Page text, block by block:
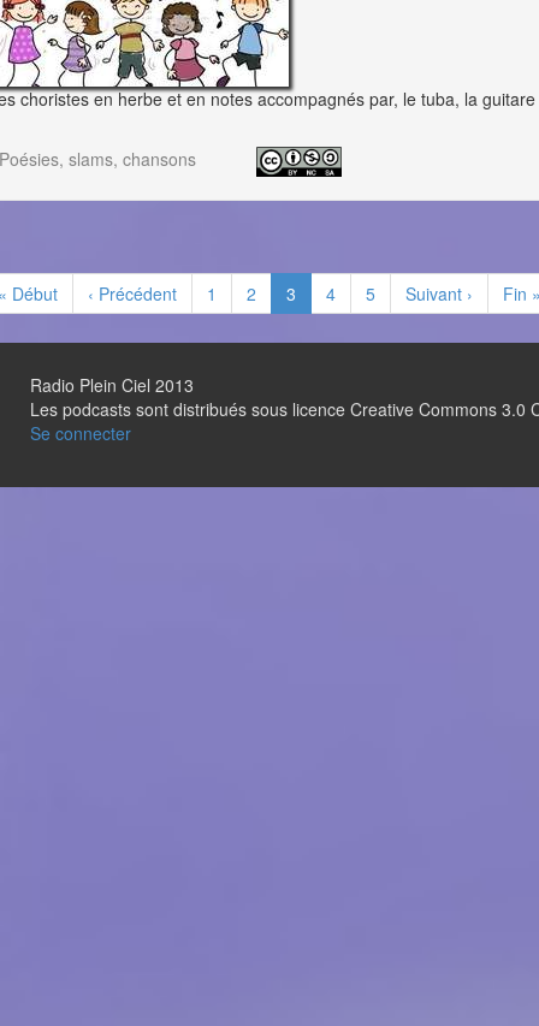
choristes en herbe et en notes accompagnés par, le tuba, la
Poésies, slams, chansons
Début ‹ Précédent 1 2 3 4 5 Suivant › Fin
Radio Plein Ciel 2013
Les podcasts sont distribués sous licence Creative Commons 3.0
Se connecter